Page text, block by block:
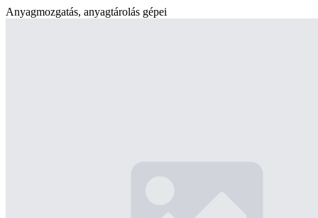
Anyagmozgatás, anyagtárolás gépei